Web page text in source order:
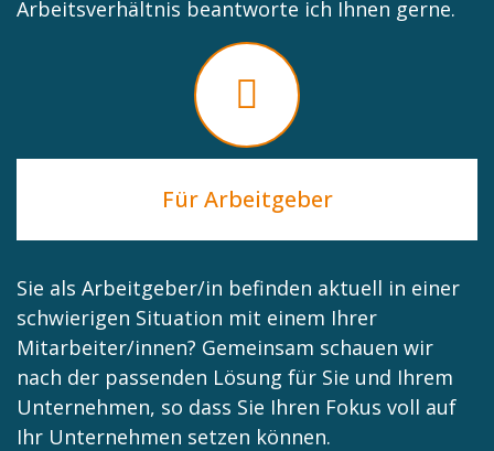
Arbeitsverhältnis beantworte ich Ihnen gerne.
Für Arbeitgeber
Sie als Arbeitgeber/in befinden aktuell in einer
schwierigen Situation mit einem Ihrer
Mitarbeiter/innen? Gemeinsam schauen wir
nach der passenden Lösung für Sie und Ihrem
Unternehmen, so dass Sie Ihren Fokus voll auf
Ihr Unternehmen setzen können.